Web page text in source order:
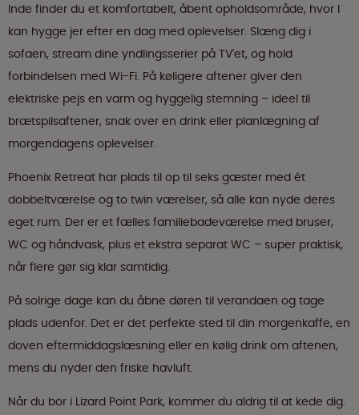
Inde finder du et komfortabelt, åbent opholdsområde, hvor I
kan hygge jer efter en dag med oplevelser. Slæng dig i
sofaen, stream dine yndlingsserier på TV'et, og hold
forbindelsen med Wi-Fi. På køligere aftener giver den
elektriske pejs en varm og hyggelig stemning – ideel til
brætspilsaftener, snak over en drink eller planlægning af
morgendagens oplevelser.
Phoenix Retreat har plads til op til seks gæster med ét
dobbeltværelse og to twin værelser, så alle kan nyde deres
eget rum. Der er et fælles familiebadeværelse med bruser,
WC og håndvask, plus et ekstra separat WC – super praktisk,
når flere gør sig klar samtidig.
På solrige dage kan du åbne døren til verandaen og tage
plads udenfor. Det er det perfekte sted til din morgenkaffe, en
doven eftermiddagslæsning eller en kølig drink om aftenen,
mens du nyder den friske havluft.
Når du bor i Lizard Point Park, kommer du aldrig til at kede dig.